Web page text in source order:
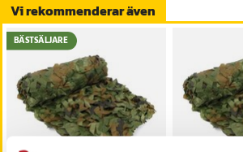
Vi rekommenderar även
BÄSTSÄLJARE